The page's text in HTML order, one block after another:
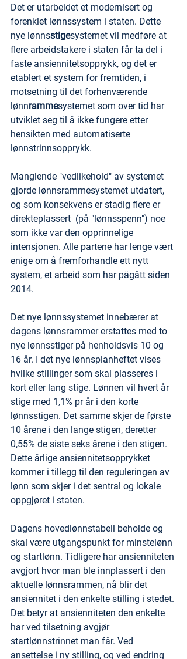
Det er utarbeidet et modernisert og
forenklet lønnssystem i staten. Dette
nye lønnsstigesystemet vil medføre at
flere arbeidstakere i staten får ta del i
faste ansiennitetsopprykk, og det er
etablert et system for fremtiden, i
motsetning til det forhenværende
lønnrammesystemet som over tid har
utviklet seg til å ikke fungere etter
hensikten med automatiserte
lønnstrinnsopprykk.
Manglende "vedlikehold" av systemet
gjorde lønnsrammesystemet utdatert,
og som konsekvens er stadig flere er
direkteplassert  (på "lønnsspenn") noe
som ikke var den opprinnelige
intensjonen. Alle partene har lenge vært
enige om å fremforhandle ett nytt
system, et arbeid som har pågått siden
2014.
Det nye lønnssystemet innebærer at
dagens lønnsrammer erstattes med to
nye lønnsstiger på henholdsvis 10 og
16 år. I det nye lønnsplanheftet vises
hvilke stillinger som skal plasseres i
kort eller lang stige. Lønnen vil hvert år
stige med 1,1% pr år i den korte
lønnsstigen. Det samme skjer de første
10 årene i den lange stigen, deretter
0,55% de siste seks årene i den stigen.
Dette årlige ansiennitetsopprykket
kommer i tillegg til den reguleringen av
lønn som skjer i det sentral og lokale
oppgjøret i staten.
Dagens hovedlønnstabell beholde og
skal være utgangspunkt for minstelønn
og startlønn. Tidligere har ansienniteten
avgjort hvor man ble innplassert i den
aktuelle lønnsrammen, nå blir det
ansiennitet i den enkelte stilling i stedet.
Det betyr at ansienniteten den enkelte
har ved tilsetning avgjør
startlønnstrinnet man får. Ved
ansettelse i ny stilling, og ved endring